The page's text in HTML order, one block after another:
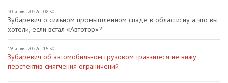
20 июля 2022г., 08:50
Зубаревич о сильном промышленном спаде в области: ну а что вы
хотели, если встал «Автотор»?
19 июля 2022г., 15:50
Зубаревич об автомобильном грузовом транзите: я не вижу
перспектив смягчения ограничений